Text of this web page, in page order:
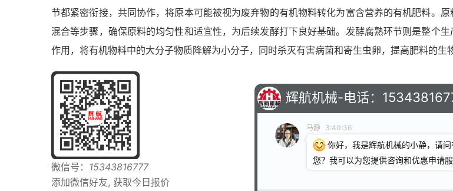
节都紧密衔接，共同协作，将原本可能被视为废弃物的有机物料转化为富含营养的有机肥料。原
混合等步骤，确保原料的均匀性和适宜性，为后续发酵打下良好基础。发酵腐熟环节则是整个
作用，将有机物料中的大分子物质降解为小分子，同时杀灭有害病菌和寄生虫卵，提高肥料的生
微信号： 15343816777
添加微信好友, 获取今日报价
辉航机械-电话：
马静 3:40:36
你好，我是辉航机械的小静，请
您？我可以为您提供咨询和优惠申请